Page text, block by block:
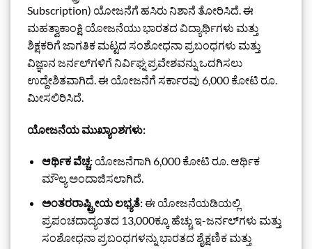
Subscription) ಯೋಜನೆಗೆ ಹಸಿರು ನಿಶಾನೆ ತೋರಿಸಿದೆ. ಈ
ಮಹತ್ವಾಕಾಂಕ್ಷಿ ಯೋಜನೆಯು ಭಾರತದ ವಿದ್ಯಾರ್ಥಿಗಳು ಮತ್ತು
ಶಿಕ್ಷಕರಿಗೆ ಜಾಗತಿಕ ಮಟ್ಟದ ಸಂಶೋಧನಾ ಪ್ರಬಂಧಗಳು ಮತ್ತು
ವಿಜ್ಞಾನ ಜರ್ನಲ್‌ಗಳಿಗೆ ನಿರ್ವಿಘ್ನ ಪ್ರವೇಶವನ್ನು ಒದಗಿಸಲು
ಉದ್ದೇಶಿತವಾಗಿದೆ. ಈ ಯೋಜನೆಗೆ ಸರ್ಕಾರವು 6,000 ಕೋಟಿ ರೂ.
ಮೀಸಲಿರಿಸಿದೆ.
ಯೋಜನೆಯ ಮುಖ್ಯಾಂಶಗಳು:
ಆರ್ಥಿಕ ವೆಚ್ಚ:ಯೋಜನೆಗಾಗಿ 6,000 ಕೋಟಿ ರೂ. ಆರ್ಥಿಕ
ಮೌಲ್ಯ ಅಂದಾಜಿಸಲಾಗಿದೆ.
ಅಂತರರಾಷ್ಟ್ರೀಯ ಲಭ್ಯತೆ:ಈ ಯೋಜನೆಯಡಿಯಲ್ಲಿ
ಪ್ರಪಂಚದಾದ್ಯಂತದ 13,000ಕ್ಕೂ ಹೆಚ್ಚು ಇ-ಜರ್ನಲ್‌ಗಳು ಮತ್ತು
ಸಂಶೋಧನಾ ಪ್ರಬಂಧಗಳನ್ನು ಭಾರತದ ಶೈಕ್ಷಣಿಕ ಮತ್ತು